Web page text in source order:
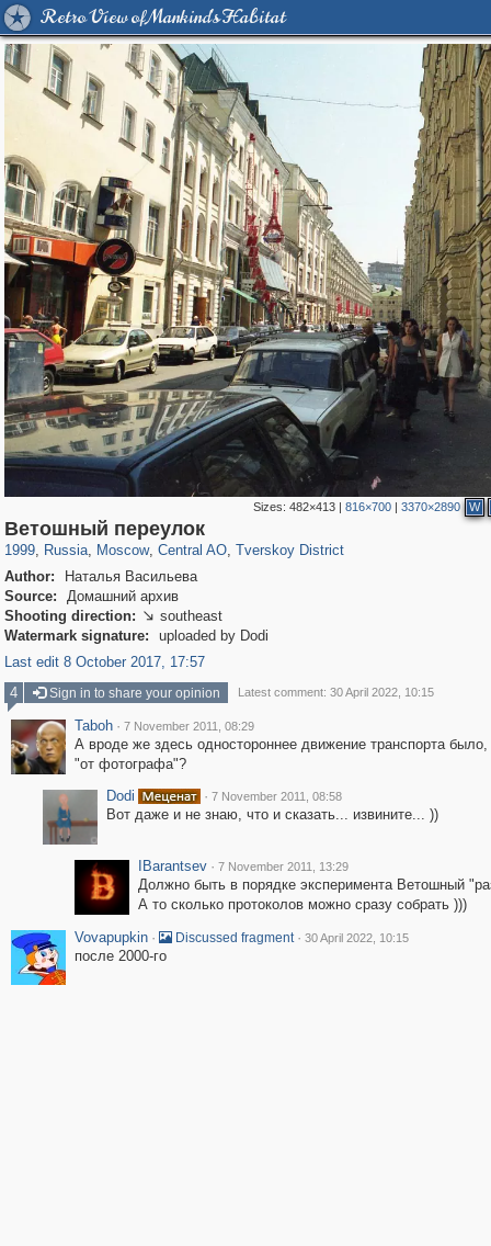
Retro View of Mankind's Habitat
Sizes: 482×413 | 816×700 | 3370×2890 W
Ветошный переулок
1999, Russia
1,406,672 29,243
, Moscow
319,864 8,286
, Central AO
160,010 5,916
, Tverskoy District
53,052
Author:
Наталья Васильева
Source:
Домашний архив
Shooting direction:  southeast
Watermark signature:
uploaded by Dodi
Last edit 8 October 2017, 17:57
4
Sign in to share your opinion Latest comment: 30 April 2022, 10:15
Taboh · 7 November 2011, 08:29
А вроде же здесь одностороннее движение транспорта
"от фотографа"?
Dodi
· 7 November 2011, 08:58
Вот даже и не знаю, что и сказать... извините... ))
IBarantsev · 7 November 2011, 13:29
Должно быть в порядке эксперимента Ветошный
А то сколько протоколов можно сразу собрать )))
Vovapupkin · Discussed fragment · 30 April 2022, 10:15
после 2000-го